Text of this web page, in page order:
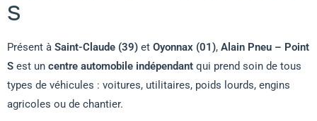
S
Présent à Saint-Claude (39) et Oyonnax (01), Alain Pneu – Point
S est un centre automobile indépendant qui prend soin de tous
types de véhicules : voitures, utilitaires, poids lourds, engins
agricoles ou de chantier.